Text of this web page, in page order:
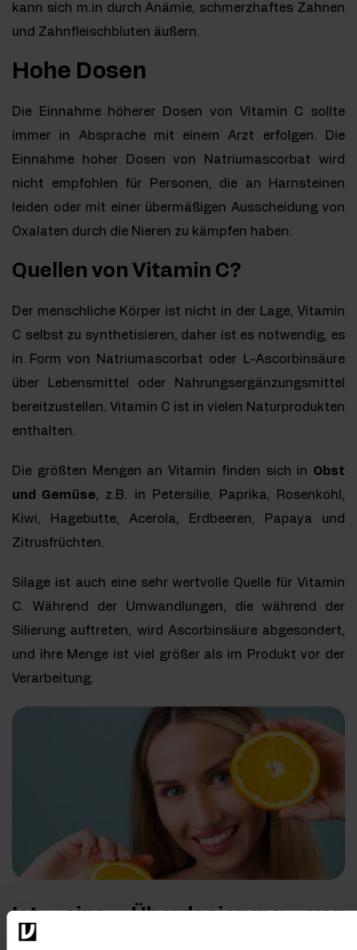
kann sich m.in durch Anämie, schmerzhaftes Zahnen
und Zahnfleischbluten äußern.
Hohe Dosen
Die Einnahme höherer Dosen von Vitamin C sollte
immer in Absprache mit einem Arzt erfolgen. Die
Einnahme hoher Dosen von Natriumascorbat wird
nicht empfohlen für Personen, die an Harnsteinen
leiden oder mit einer übermäßigen Ausscheidung von
Oxalaten durch die Nieren zu kämpfen haben.
Quellen von Vitamin C?
Der menschliche Körper ist nicht in der Lage, Vitamin
C selbst zu synthetisieren, daher ist es notwendig, es
in Form von Natriumascorbat oder L-Ascorbinsäure
über Lebensmittel oder Nahrungsergänzungsmittel
bereitzustellen. Vitamin C ist in vielen Naturprodukten
enthalten.
Die größten Mengen an Vitamin finden sich in Obst
und Gemüse, z.B. in Petersilie, Paprika, Rosenkohl,
Kiwi, Hagebutte, Acerola, Erdbeeren, Papaya und
Zitrusfrüchten.
Silage ist auch eine sehr wertvolle Quelle für Vitamin
C. Während der Umwandlungen, die während der
Silierung auftreten, wird Ascorbinsäure abgesondert,
und ihre Menge ist viel größer als im Produkt vor der
Verarbeitung.
Ist eine Überdosierung von
Natriumascorbat möglich?